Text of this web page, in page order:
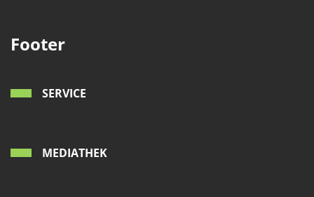
Footer
SERVICE
MEDIATHEK